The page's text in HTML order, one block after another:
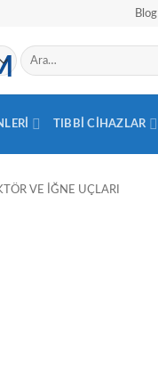
Blog
Ara:
TIBBI CIHAZLAR
VE İĞNE UÇLARI